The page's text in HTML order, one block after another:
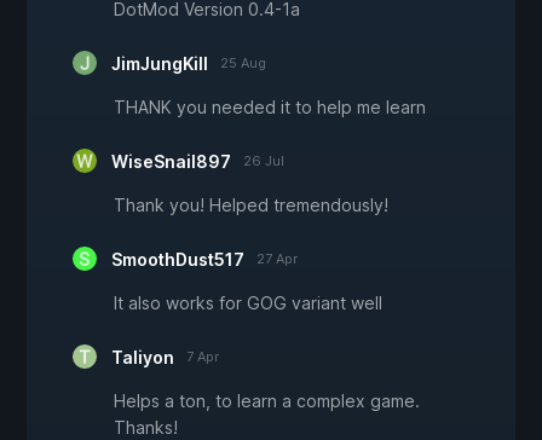
DotMod Version 0.4-1a
JimJungKill 25 Aug
THANK you needed it to help me learn
WiseSnail897 26 Jul
Thank you! Helped tremendously!
SmoothDust517 27 Apr
It also works for GOG variant well
Taliyon 7 Apr
Helps a ton, to learn a complex game.
Thanks!